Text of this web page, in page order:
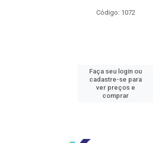
Código: 1072
Faça seu login ou
cadastre-se para
ver preços e
comprar